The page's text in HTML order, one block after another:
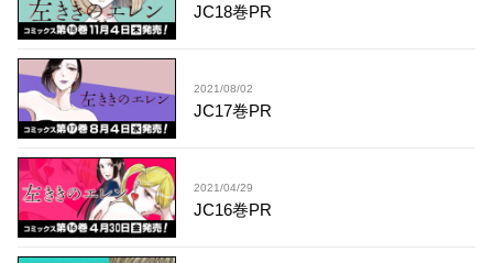
JC18巻PR
2021/08/02
JC17巻PR
2021/04/29
JC16巻PR